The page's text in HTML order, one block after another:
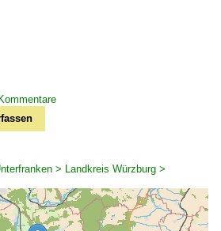
> Landkreis Würzburg >